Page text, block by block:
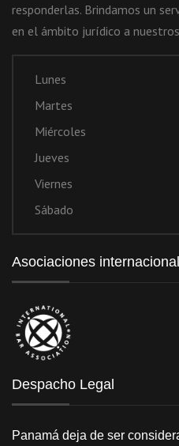
responderlas. Brindamos un
en el ámbito jurídico a
Lunes
Martes
Miércoles
Jueves
Viernes
Sábado
Asociaciones
Despacho Legal
Panamá deja de ser